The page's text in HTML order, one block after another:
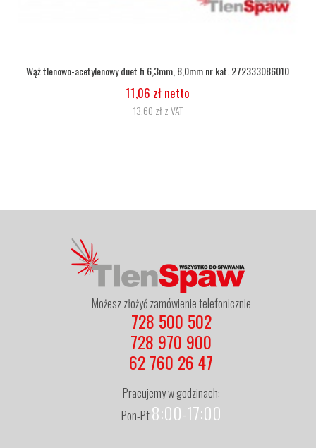
Wąż tlenowy fi 6,3
Możesz złożyć zamówienie telefonicznie
728 500 502
728 970 900
62 760 26 47
Pracujemy w godzinach:
Pon-Pt8:00-17:00